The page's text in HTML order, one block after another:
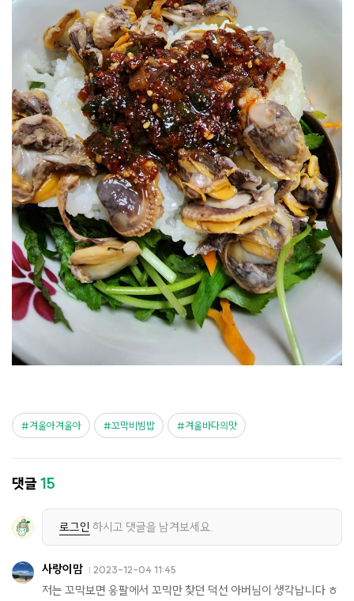
겨울아겨울아 꼬막비빔밥 겨울바다의맛
댓글15
로그인 하시고 댓글을 남겨보세요.
사랑이맘 2023-12-04 11:45
저는 꼬막보면 응팔에서 꼬막만 찾던 덕선 아버님이 생각납니다 ㅎ